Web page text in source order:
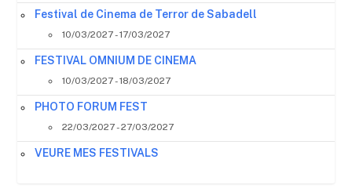
Festival de Cinema de Terror de Sabadell
10/03/2027 - 17/03/2027
FESTIVAL OMNIUM DE CINEMA
10/03/2027 - 18/03/2027
PHOTO FORUM FEST
22/03/2027 - 27/03/2027
VEURE MES FESTIVALS